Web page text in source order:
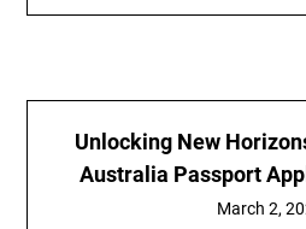
Unlocking New
Australia Passport
March 2,